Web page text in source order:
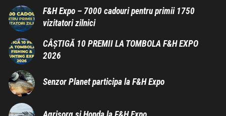
F&H Expo – 7000 cadouri pentru primii 1750
vizitatori zilnici
CÂȘTIGĂ 10 PREMII LA TOMBOLA F&H EXPO
2026
Senzor Planet participa la F&H Expo